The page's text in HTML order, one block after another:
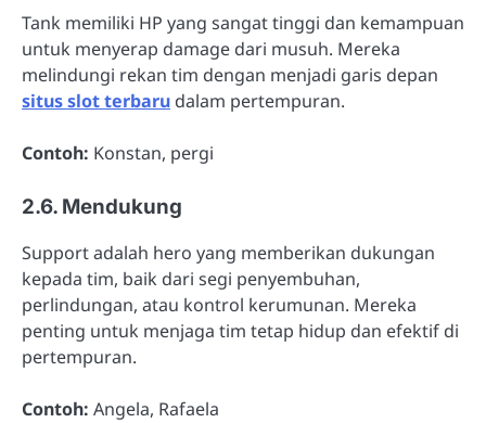
Tank memiliki HP yang sangat tinggi dan kemampuan
untuk menyerap damage dari musuh. Mereka
melindungi rekan tim dengan menjadi garis depan
situs slot terbaru dalam pertempuran.
Contoh: Konstan, pergi
2.6. Mendukung
Support adalah hero yang memberikan dukungan
kepada tim, baik dari segi penyembuhan,
perlindungan, atau kontrol kerumunan. Mereka
penting untuk menjaga tim tetap hidup dan efektif di
pertempuran.
Contoh: Angela, Rafaela